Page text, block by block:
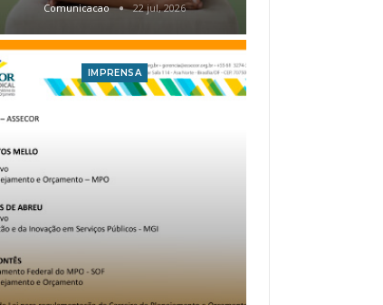
Comunicacao 22 jul, 2026
IMPRENSA